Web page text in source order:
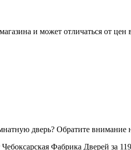
и может отличаться от
дверь? Обратите внимание
Фабрика Дверей за